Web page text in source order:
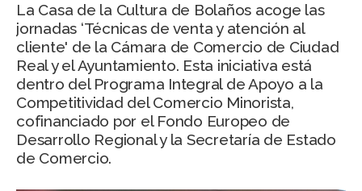
La Casa de la Cultura de Bolaños acoge las
jornadas ‘Técnicas de venta y atención al
cliente' de la Cámara de Comercio de Ciudad
Real y el Ayuntamiento. Esta iniciativa está
dentro del Programa Integral de Apoyo a la
Competitividad del Comercio Minorista,
cofinanciado por el Fondo Europeo de
Desarrollo Regional y la Secretaría de Estado
de Comercio.